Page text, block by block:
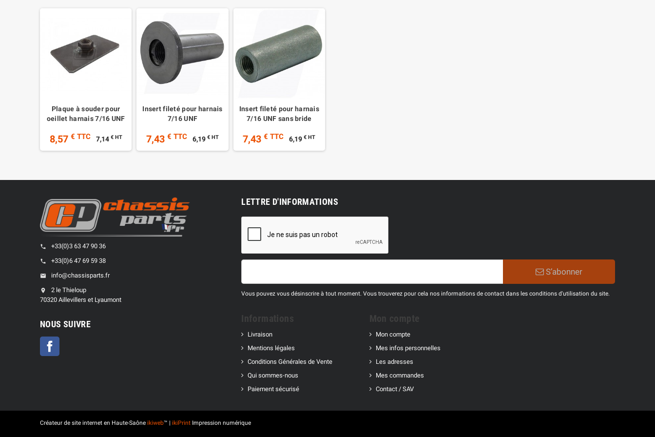
Plaque à souder pour
oeillet harnais 7/16 UNF
8,57 € TTC 7,14 € HT
Insert fileté pour harnais
7/16 UNF
7,43 € TTC 6,19 € HT
Insert fileté pour harnais
7/16 UNF sans bride
7,43€ TTC 6,19€ HT
phone +33(0)3 63 47 90 36
phone +33(0)6 47 69 59 38
email info@chassisparts.fr
location_on
2 le Thieloup
70320 Aillevillers et Lyaumont
NOUS SUIVRE
LETTRE D'INFORMATIONS
S’abonner
Vous pouvez vous désinscrire à tout moment. Vous trouverez pour cela nos informations de contact dans les conditions d'utilisation du site.
Informations
Livraison
Mentions légales
Conditions Générales de Vente
Qui sommes-nous
Paiement sécurisé
Mon compte
Mon compte
Mes infos personnelles
Les adresses
Mes commandes
Contact / SAV
Créateur de site internet en Haute-Saône ikiweb™ | ikiPrint Impression numérique